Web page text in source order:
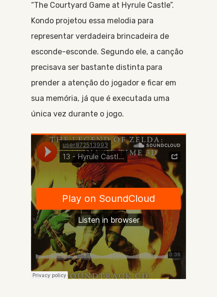
“The Courtyard Game at Hyrule Castle”.
Kondo projetou essa melodia para
representar verdadeira brincadeira de
esconde-esconde. Segundo ele, a canção
precisava ser bastante distinta para
prender a atenção do jogador e ficar em
sua memória, já que é executada uma
única vez durante o jogo.